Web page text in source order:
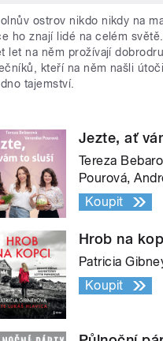
ostrov nikdo nikdy na
ho znají lidé na celém
let na něm prožívají
kteří na něm našli
tajemství.
Jezte, ať
Tereza
Pourová,
Koupit
Hrob na
Patricia
Koupit